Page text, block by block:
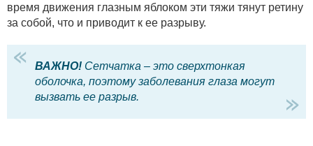
время движения глазным яблоком эти тяжи тянут ретину
за собой, что и приводит к ее разрыву.
ВАЖНО! Сетчатка – это сверхтонкая
оболочка, поэтому заболевания глаза могут
вызвать ее разрыв.